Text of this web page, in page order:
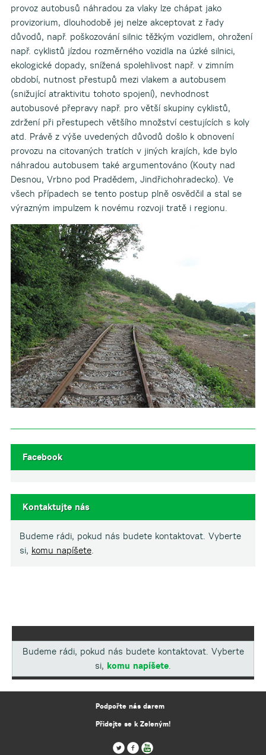
provoz autobusů náhradou za vlaky lze chápat jako
provizorium, dlouhodobě jej nelze akceptovat z řady
důvodů, např. poškozování silnic těžkým vozidlem, ohrožení
např. cyklistů jízdou rozměrného vozidla na úzké silnici,
ekologické dopady, snížená spolehlivost např. v zimním
období, nutnost přestupů mezi vlakem a autobusem
(snižující atraktivitu tohoto spojení), nevhodnost
autobusové přepravy např. pro větší skupiny cyklistů,
zdržení při přestupech většího množství cestujících s koly
atd. Právě z výše uvedených důvodů došlo k obnovení
provozu na citovaných tratích v jiných krajích, kde bylo
náhradou autobusem také argumentováno (Kouty nad
Desnou, Vrbno pod Pradědem, Jindřichohradecko). Ve
všech případech se tento postup plně osvědčil a stal se
výrazným impulzem k novému rozvoji tratě i regionu.
Facebook
Kontaktujte nás
Budeme rádi, pokud nás budete kontaktovat. Vyberte
si, komu napíšete.
Budeme rádi, pokud nás budete kontaktovat. Vyberte
si, komu napíšete
Podpořte nás darem
Přidejte se k Zeleným!